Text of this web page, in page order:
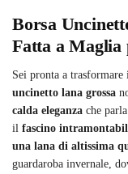
Borsa
Fatta a
Sei pronta a
uncinetto lana grossa
calda eleganza che
il fascino
una lana di altissima
guardaroba invernale,